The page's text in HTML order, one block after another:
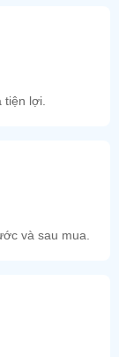
lợi.
và sau mua.